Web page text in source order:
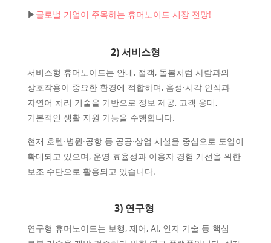
▶ 글로벌 기업이 주목하는 휴머노이드 시장 전망!
2) 서비스형
서비스형 휴머노이드는 안내, 접객, 돌봄처럼 사람과의
상호작용이 중요한 환경에 적합하며, 음성·시각 인식과
자연어 처리 기술을 기반으로 정보 제공, 고객 응대,
기본적인 생활 지원 기능을 수행합니다.
현재 호텔·병원·공항 등 공공·상업 시설을 중심으로 도입이
확대되고 있으며, 운영 효율성과 이용자 경험 개선을 위한
보조 수단으로 활용되고 있습니다.
3) 연구형
연구형 휴머노이드는 보행, 제어, AI, 인지 기술 등 핵심